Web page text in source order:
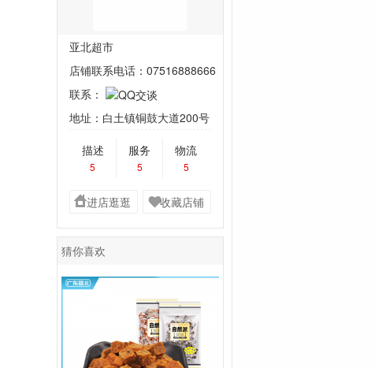
亚北超市
店铺联系电话：07516888666
联系：
地址：白土镇铜鼓大道200号
描述
5
服务
5
物流
5
进店逛逛 收藏店铺
猜你喜欢